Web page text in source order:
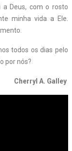
a Deus, com o rosto
minha vida a Ele.
todos os dias pelo
por nós?
Cherryl A. Galley